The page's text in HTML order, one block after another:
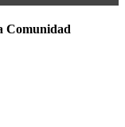
Comunidad